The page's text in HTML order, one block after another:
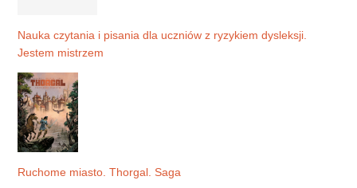
Nauka czytania i pisania dla uczniów z ryzykiem dysleksji.
Jestem mistrzem
Ruchome miasto. Thorgal. Saga